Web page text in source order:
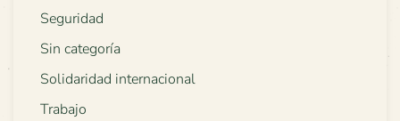
Seguridad
Sin categoría
Solidaridad internacional
Trabajo